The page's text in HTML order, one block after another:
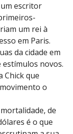
escritor
um rei à
em Paris.
da cidade em
estímulos novos.
Chick que
o
de
é o que